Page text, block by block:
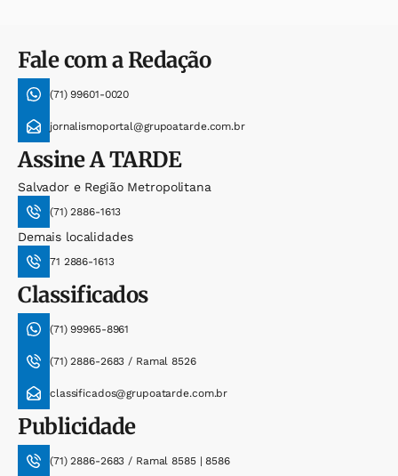
Fale com a Redação
(71) 99601-0020
jornalismoportal@grupoatarde.com.br
AssineA TARDE
Salvador e Região Metropolitana
(71) 2886-1613
Demais localidades
71 2886-1613
Classificados
(71) 99965-8961
(71) 2886-2683 / Ramal 8526
classificados@grupoatarde.com.br
Publicidade
(71) 2886-2683 / Ramal 8585 | 8586